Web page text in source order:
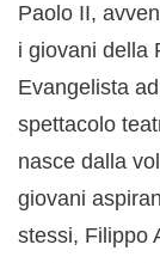
Paolo II,
i giovani della
Evangelista
spettacolo
nasce dalla
giovani
stessi, Filippo